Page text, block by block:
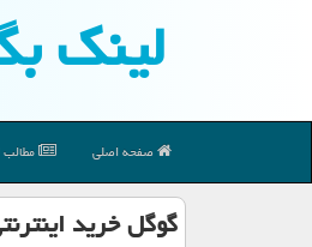
لینك
صفحه اصلی مطالب
گوگل خرید